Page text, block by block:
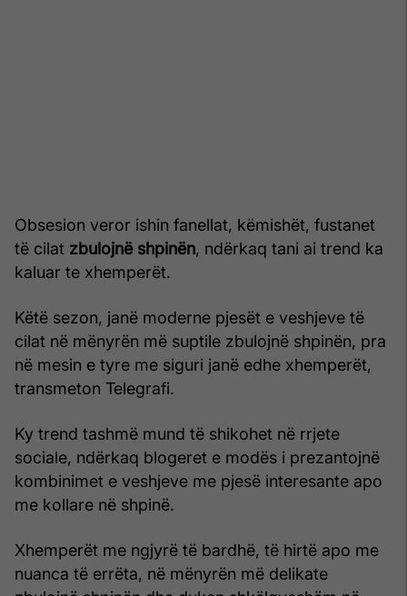
Obsesion veror ishin fanellat, këmishët, fustanet
të cilat zbulojnë shpinën, ndërkaq tani ai trend ka
kaluar te xhemperët.
Këtë sezon, janë moderne pjesët e veshjeve të
cilat në mënyrën më suptile zbulojnë shpinën, pra
në mesin e tyre me siguri janë edhe xhemperët,
transmeton Telegrafi.
Ky trend tashmë mund të shikohet në rrjete
sociale, ndërkaq blogeret e modës i prezantojnë
kombinimet e veshjeve me pjesë interesante apo
me kollare në shpinë.
Xhemperët me ngjyrë të bardhë, të hirtë apo me
nuanca të errëta, në mënyrën më delikate